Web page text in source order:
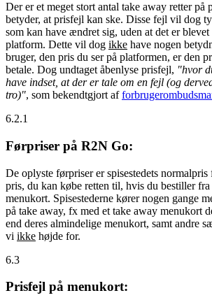
Der er et meget stort antal take away retter på
betyder, at prisfejl kan ske. Disse fejl vil dog
som kan have ændret sig, uden at det er blevet
platform. Dette vil dog ikke have nogen
bruger, den pris du ser på platformen, er den
betale. Dog undtaget åbenlyse prisfejl, "hvor
have indset, at der er tale om en fejl (og
tro)", som bekendtgjort af
6.2.1
Førpriser på R2N Go:
De oplyste førpriser er spisestedets
pris, du kan købe retten til, hvis du bestiller
menukort. Spisestederne kører nogen gange
på take away, fx med et take away menukort
end deres almindelige menukort, samt andre
vi ikke højde for.
6.3
Prisfejl på menukort: